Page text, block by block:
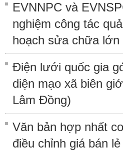
EVNNPC và
nghiệm công tác
hoạch sửa chữa lớn
Điện lưới quốc gia
diện mạo xã biên
Lâm Đồng)
Văn bản hợp nhất
điều chỉnh giá bán